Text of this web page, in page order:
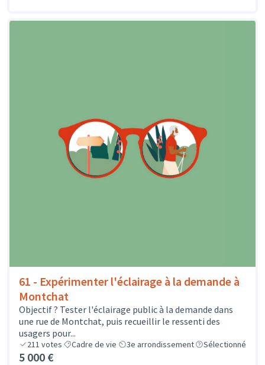
61 - Expérimenter l'éclairage à la demande à
Montchat
Objectif ? Tester l'éclairage public à la demande dans
une rue de Montchat, puis recueillir le ressenti des
usagers pour...
211 votes Cadre de vie 3e arrondissement Sélectionné
5 000 €